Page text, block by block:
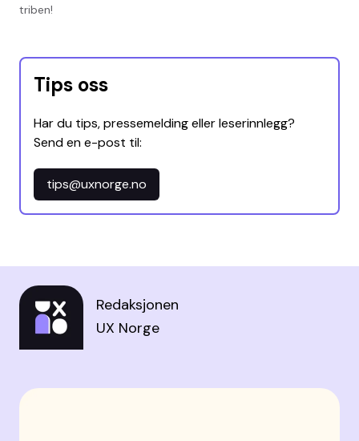
triben!
Tips oss
Har du tips, pressemelding eller leserinnlegg?
Send en e-post til:
tips@uxnorge.no
Redaksjonen
UX Norge